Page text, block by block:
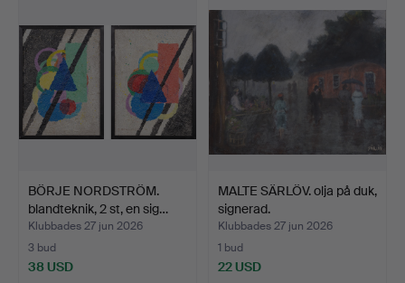
BÖRJE NORDSTRÖM.
blandteknik, 2 st, en sig…
Klubbades 27 jun 2026
3 bud
38 USD
MALTE SÄRLÖV. olja på duk,
signerad.
Klubbades 27 jun 2026
1 bud
22 USD